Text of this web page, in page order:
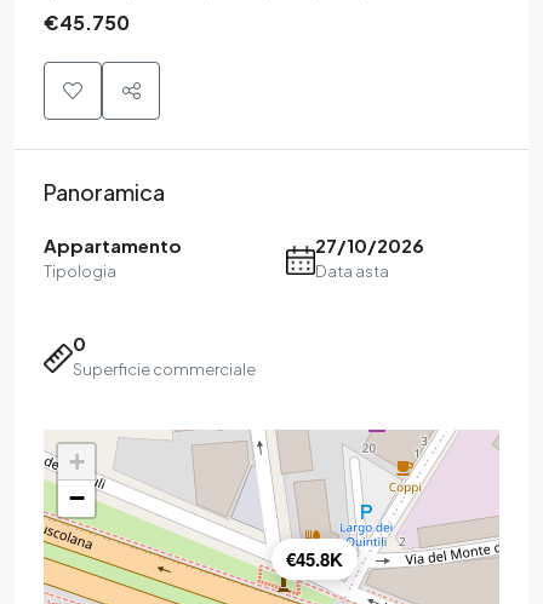
€45.750
Panoramica
Appartamento
Tipologia
27/10/2026
Data asta
0
Superficie commerciale
€45.8K
+
−